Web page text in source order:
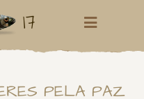
17
PELA PAZ